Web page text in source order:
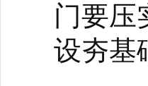
门要压
设夯基